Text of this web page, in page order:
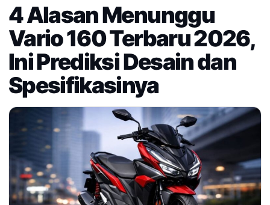
4 Alasan Menunggu
Vario 160 Terbaru 2026,
Ini Prediksi Desain dan
Spesifikasinya